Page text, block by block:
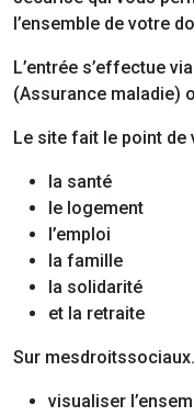
l’ensemble de votre
L’entrée s’effectue
(Assurance maladie)
Le site fait le point de
la santé
le logement
l’emploi
la famille
la solidarité
et la retraite
Sur
visualiser